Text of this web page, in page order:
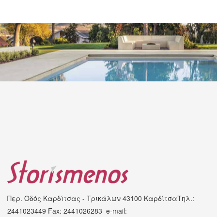
Περ. Οδός Καρδίτσας - Τρικάλων 43100 ΚαρδίτσαΤηλ.:
2441023449 Fax: 2441026283 e-mail: